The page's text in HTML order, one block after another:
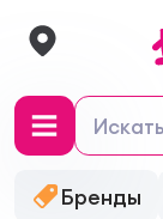
Бренды